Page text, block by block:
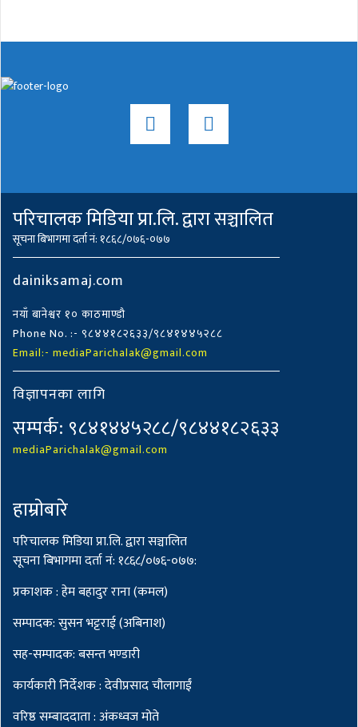
परिचालक मिडिया प्रा.लि. द्वारा सञ्चालित
सूचना बिभागमा दर्ता नं: १८६८/०७६-०७७
dainiksamaj.com
नयाँ बानेश्वर १० काठमाण्डौ
Phone No. :- ९८४४१८२६३३/९८४१४४५२८८
Email:- mediaParichalak@gmail.com
विज्ञापनका लागि
सम्पर्क: ९८४१४४५२८८/९८४४१८२६३३
mediaParichalak@gmail.com
हाम्राेबारे
परिचालक मिडिया प्रा.लि. द्वारा सञ्चालित
सूचना बिभागमा दर्ता नं: १८६८/०७६-०७७:
प्रकाशक : हेम बहादुर राना (कमल)
सम्पादक: सुसन भट्टराई (अबिनाश)
सह-सम्पादक: बसन्त भण्डारी
कार्यकारी निर्देशक : देवीप्रसाद चौलागाईं
वरिष्ठ सम्बाददाता : अंकध्वज मोते